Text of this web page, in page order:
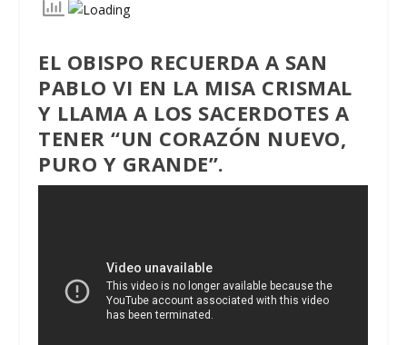
EL OBISPO RECUERDA A SAN
PABLO VI EN LA MISA CRISMAL
Y LLAMA A LOS SACERDOTES A
TENER “UN CORAZÓN NUEVO,
PURO Y GRANDE”.